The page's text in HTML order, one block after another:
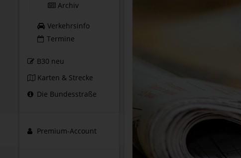
Archiv
Verkehrsinfo
Termine
B30 neu
Karten & Strecke
Die Bundesstraße
Premium-Account